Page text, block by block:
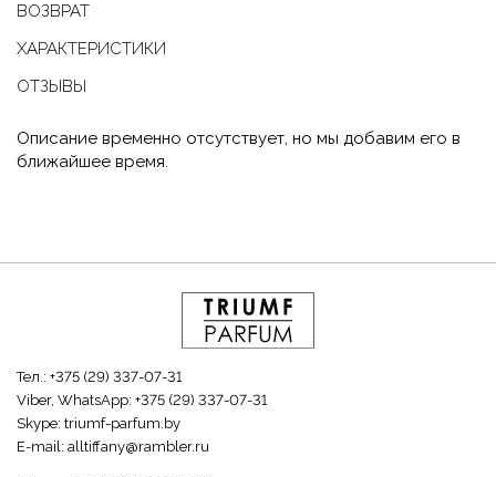
ВОЗВРАТ
ХАРАКТЕРИСТИКИ
ОТЗЫВЫ
Описание временно отсутствует, но мы добавим его в
ближайшее время.
Тел.: +375 (29) 337-07-31
Viber, WhatsApp: +375 (29) 337-07-31
Skype: triumf-parfum.by
E-mail: alltiffany@rambler.ru